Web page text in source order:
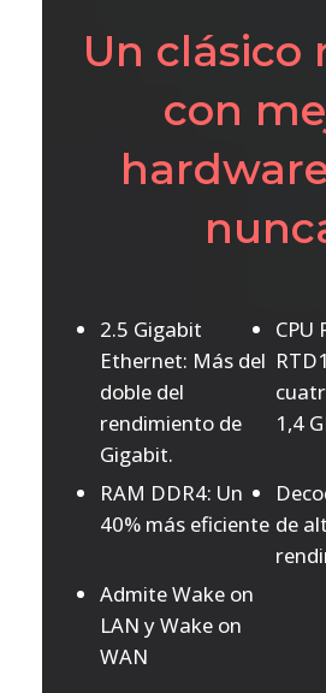
Un clásico
con
2.5 Gigabit
Ethernet: Más del
doble del
rendimiento de
Gigabit.
CPU
1,4
RAM DDR4: Un
40% más eficiente de
Admite Wake on
LAN y Wake on
WAN